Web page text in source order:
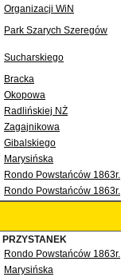
Organizacji WiN
Park Szarych Szeregów
Sucharskiego
Bracka
Okopowa
Radlińskiej NŻ
Zagajnikowa
Gibalskiego
Marysińska
Rondo Powstańców 1863r.
Rondo Powstańców 1863r.
PRZYSTANEK
Rondo Powstańców 1863r.
Marysińska